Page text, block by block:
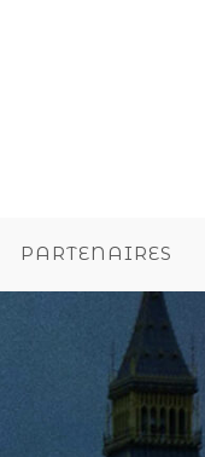
PARTENAIRES